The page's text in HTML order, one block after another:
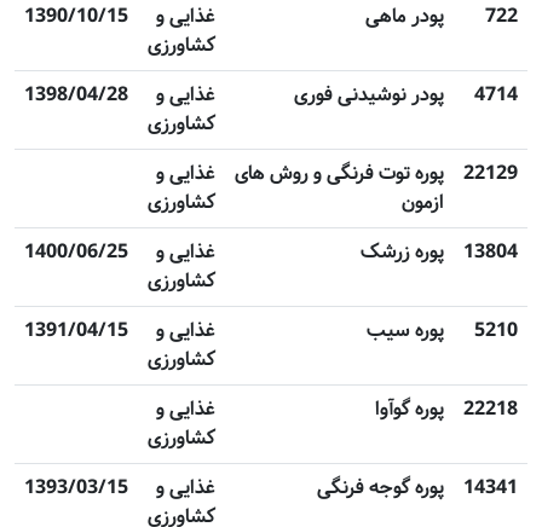
722 پودر ماهی
غذایی و
کشاورزی
1390/10/15
4714 پودر نوشیدنی فوری
غذایی و
کشاورزی
1398/04/28
22129
پوره توت فرنگی و روش های
ازمون
غذایی و
کشاورزی
13804
پوره زرشک
غذایی و
کشاورزی
1400/06/25
5210 پوره سیب
غذایی و
کشاورزی
1391/04/15
22218 پوره گوآوا
غذایی و
کشاورزی
14341
پوره گوجه فرنگی
غذایی و
کشاورزی
1393/03/15